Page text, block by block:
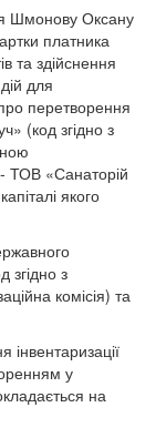
Шмонову Оксану
платника
та здійснення
для
перетворення
(код згідно з
- ТОВ «Санаторій
якого
згідно з
комісія) та
інвентаризації
у
на